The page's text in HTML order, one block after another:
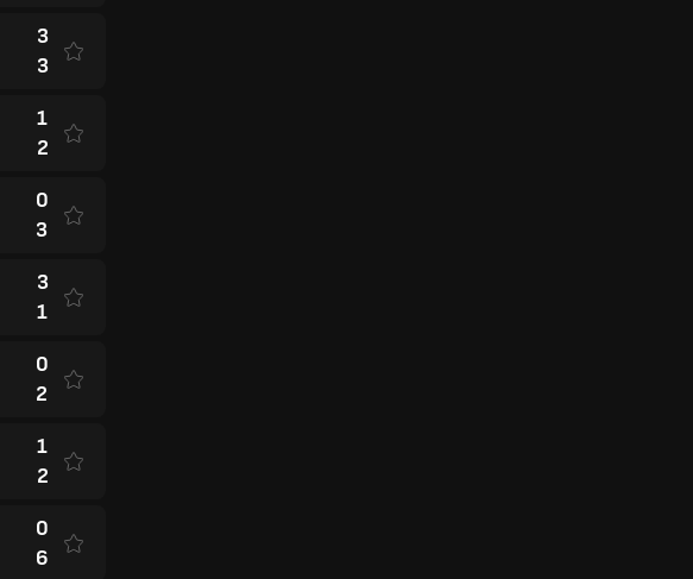
3
3
1
2
0
3
3
1
0
2
1
2
0
6